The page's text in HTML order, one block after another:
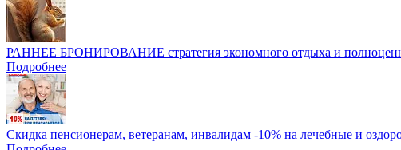
РАННЕЕ БРОНИРОВАНИЕ стратегия экономного отдыха и
Подробнее
Скидка пенсионерам, ветеранам, инвалидам -10% на лечебные и